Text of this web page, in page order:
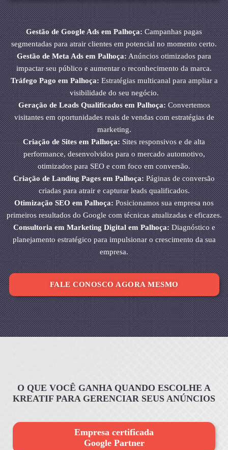
Gestão de Google Ads em Palhoça:Campanhas pagas
segmentadas para atrair clientes em potencial no momento certo.
Gestão de Meta Ads em Palhoça:Anúncios otimizados para
impactar seu público e aumentar o reconhecimento da marca.
Tráfego Pago em Palhoça:Estratégias multicanal para ampliar a
visibilidade do seu negócio.
Geração de Leads Qualificados em Palhoça:Convertemos
visitantes em oportunidades reais de vendas com estratégias de
marketing.
Criação de Sites em Palhoça:Sites responsivos e de alta
performance, desenvolvidos para o mercado automotivo,
otimizados para SEO e com foco em conversão.
Criação de Landing Pages em Palhoça:Páginas de conversão
criadas para atrair e capturar leads qualificados.
Otimização SEO em Palhoça:Posicionamos sua empresa nos
primeiros resultados do Google com técnicas atualizadas e eficazes.
Consultoria em Marketing Digital em Palhoça:Diagnóstico e
planejamento estratégico para impulsionar o crescimento da sua
empresa.
FALE CONOSCO AGORA MESMO
O QUE VOCÊ GANHA QUANDO ESCOLHE A
KREATIF PARA GERENCIAR SEUS ANÚNCIOS
Empresa certificada
Google Partner